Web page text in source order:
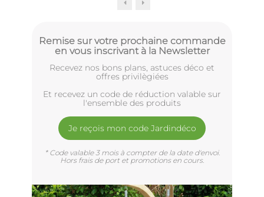
Remise sur votre prochaine commande
en vous inscrivant à la Newsletter
Recevez nos bons plans, astuces déco et
offres privilègiées
Et recevez un code de réduction valable sur
l'ensemble des produits
Je reçois mon code Jardindéco
* Code valable 3 mois à compter de la date d'envoi.
Hors frais de port et promotions en cours.